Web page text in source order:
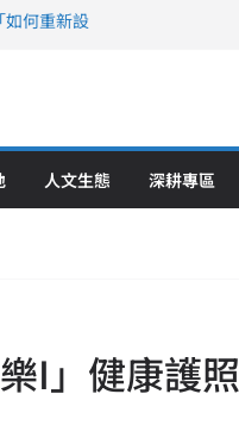
如何重新設
雙金牌暨雙
人文生態 深耕專區
I」健康護照